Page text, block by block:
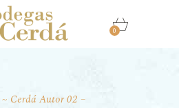
0
Cerdá Autor 02 –